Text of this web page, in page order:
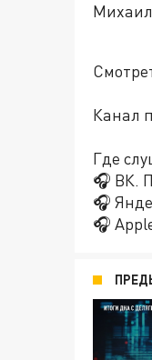
Канал
Где
🎧 ВК.
🎧
🎧